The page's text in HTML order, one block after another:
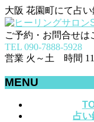
大阪 花園町にて占
ご予約・お問合せは
TEL 090-7888-5928
営業 火～土 時間
MENU
占い